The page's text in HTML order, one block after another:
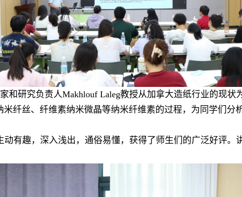
和研究负责人Makhlouf Laleg教授从加拿大造纸行业的现状
纤丝、纤维素纳米微晶等纳米纤维素的过程，为同学们分
动有趣，深入浅出，通俗易懂，获得了师生们的广泛好评。